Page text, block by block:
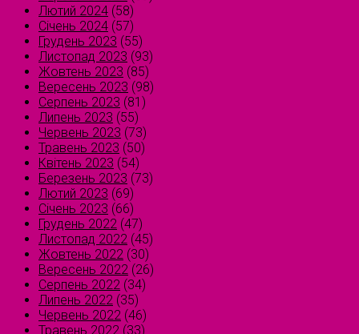
Лютий 2024 (58)
Січень 2024 (57)
Грудень 2023 (55)
Листопад 2023 (93)
Жовтень 2023 (85)
Вересень 2023 (98)
Серпень 2023 (81)
Липень 2023 (55)
Червень 2023 (73)
Травень 2023 (50)
Квітень 2023 (54)
Березень 2023 (73)
Лютий 2023 (69)
Січень 2023 (66)
Грудень 2022 (47)
Листопад 2022 (45)
Жовтень 2022 (30)
Вересень 2022 (26)
Серпень 2022 (34)
Липень 2022 (35)
Червень 2022 (46)
Травень 2022 (33)